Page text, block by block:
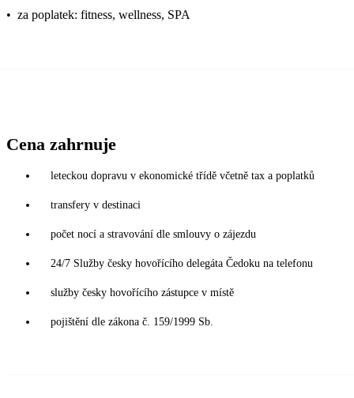
• za poplatek: fitness, wellness, SPA
Cena zahrnuje
leteckou dopravu v ekonomické třídě včetně tax a poplatků
transfery v destinaci
počet nocí a stravování dle smlouvy o zájezdu
24/7 Služby česky hovořícího delegáta Čedoku na telefonu
služby česky hovořícího zástupce v místě
pojištění dle zákona č. 159/1999 Sb.